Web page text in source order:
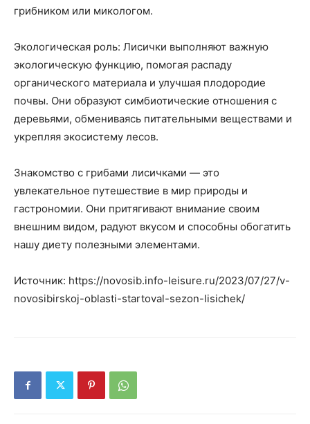
грибником или микологом.
Экологическая роль: Лисички выполняют важную
экологическую функцию, помогая распаду
органического материала и улучшая плодородие
почвы. Они образуют симбиотические отношения с
деревьями, обмениваясь питательными веществами и
укрепляя экосистему лесов.
Знакомство с грибами лисичками — это
увлекательное путешествие в мир природы и
гастрономии. Они притягивают внимание своим
внешним видом, радуют вкусом и способны обогатить
нашу диету полезными элементами.
Источник: https://novosib.info-leisure.ru/2023/07/27/v-
novosibirskoj-oblasti-startoval-sezon-lisichek/